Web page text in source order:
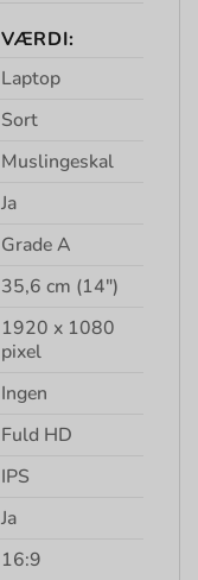
VÆRDI:
Laptop
Sort
Muslingeskal
Ja
Grade A
35,6 cm (14″)
1920 x 1080
pixel
Ingen
Fuld HD
IPS
Ja
16:9